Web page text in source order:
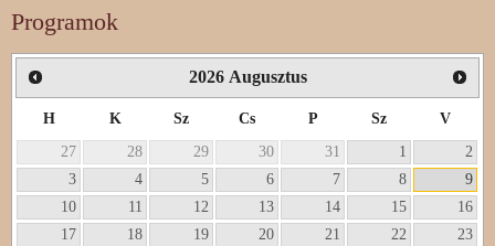
Programok
2026 Augusztus
H K Sz Cs P Sz
V
27
28 29 30 31 1
2
3
4 5 6 7 8
9
10
11 12 13 14 15
16
17
18 19 20 21 22 23